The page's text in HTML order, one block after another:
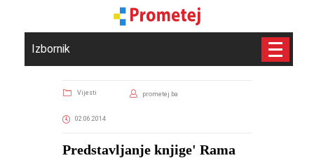
Izbornik
Vijesti prometej.ba
02.06.2014
Predstavljanje knjige' Rama